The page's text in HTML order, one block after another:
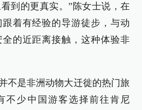
到的更真实。”陈女士说，在
着有经验的导游徒步，与动
的近距离接触，这种体验非
不是非洲动物大迁徙的热门旅
不少中国游客选择前往肯尼